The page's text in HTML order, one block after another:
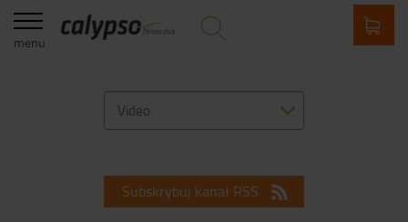
menu
Video
Subskrybuj kanał RSS